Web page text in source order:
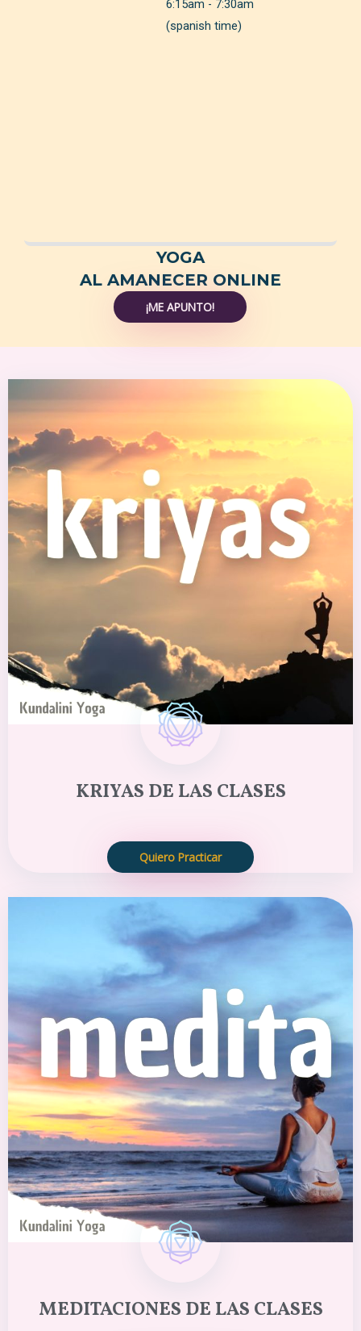
6:15am - 7:30am
(spanish time)
YOGA
AL AMANECER ONLINE
¡ME APUNTO!
KRIYAS DE LAS CLASES
Quiero Practicar
MEDITACIONES DE LAS CLASES